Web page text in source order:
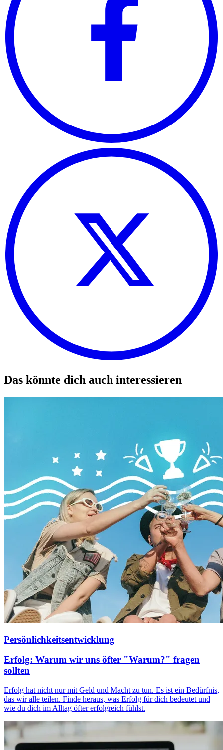
Das könnte dich auch interessieren
Persönlichkeitsentwicklung
Erfolg: Warum wir uns öfter "Warum?" fragen
sollten
Erfolg hat nicht nur mit Geld und Macht zu tun. Es ist ein Bedürfnis,
das wir alle teilen. Finde heraus, was Erfolg für dich bedeutet und
wie du dich im Alltag öfter erfolgreich fühlst.